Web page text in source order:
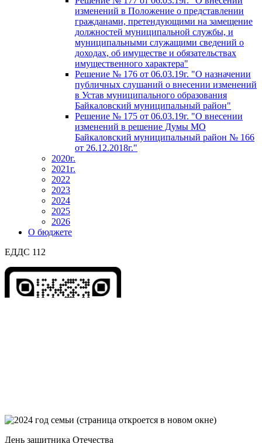
изменений в Положение о представлении
гражданами, претендующими на замещение
должностей муниципальной службы, и
муниципальными служащими сведений о
доходах, об имуществе и обязательствах
имущественного характера"
Решение № 176 от 06.03.19г. "О назначении
публичных слушаний о внесении изменений
в Устав муниципального образования
Байкаловский муниципальный район"
Решение № 175 от 06.03.19г. "О внесении
изменений в решение Думы МО
Байкаловский муниципальный район № 166
от 26.12.2018г."
2020г.
2021г.
2022
2023
2024
2025
2026
О бюджете
ЕДДС 112
День защитника Отечества